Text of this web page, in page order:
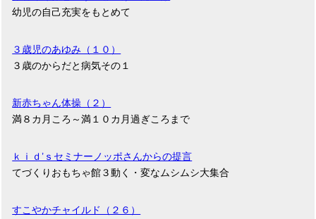
幼児の自己充実をもとめて
３歳児のあゆみ（１０）
３歳のからだと病気その１
新赤ちゃん体操（２）
満８カ月ころ～満１０カ月過ぎころまで
ｋｉｄ’ｓセミナーノッポさんからの提言
てづくりおもちゃ館３動く・変なムシムシ大集合
すこやかチャイルド（２６）